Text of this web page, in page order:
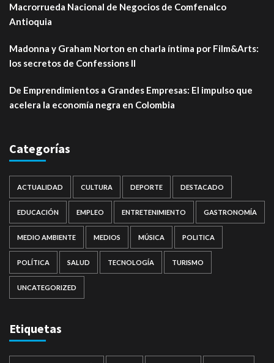
Macrorrueda Nacional de Negocios de Comfenalco
Antioquia
Madonna y Graham Norton en charla íntima por Film&Arts:
los secretos de Confessions II
De Emprendimientos a Grandes Empresas: El impulso que
acelera la economía negra en Colombia
Categorías
ACTUALIDAD CULTURA DEPORTE DESTACADO
EDUCACIÓN EMPLEO ENTRETENIMIENTO GASTRONOMÍA
MEDIO AMBIENTE MEDIOS MÚSICA POLITICA
POLÍTICA SALUD TECNOLOGÍA TURISMO
UNCATEGORIZED
Etiquetas